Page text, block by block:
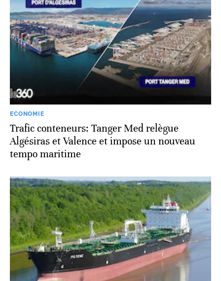
ECONOMIE
Trafic conteneurs: Tanger Med relègue
Algésiras et Valence et impose un nouveau
tempo maritime